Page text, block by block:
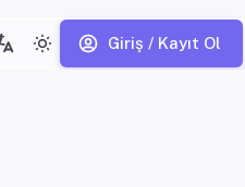
Giriş / Kayıt Ol